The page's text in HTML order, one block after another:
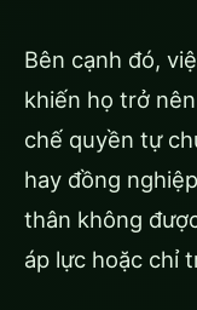
Bên cạnh đó,
khiến họ trở
chế quyền tự
hay đồng
thân không
áp lực hoặc chỉ